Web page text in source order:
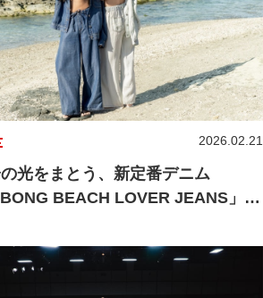
光をまとう、新定番デニム
BEACH LOVER JEANS」登
2026.02.21